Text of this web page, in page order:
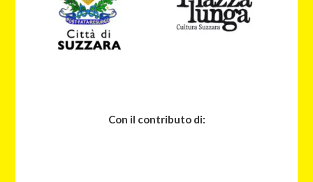
Con il contributo di: